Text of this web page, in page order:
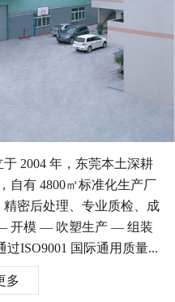
2004 年，东莞本土深耕
自有 4800㎡标准化生产厂
密后处理、专业质检、成
开模 — 吹塑生产 — 组装
ISO9001 国际通用质量...
多